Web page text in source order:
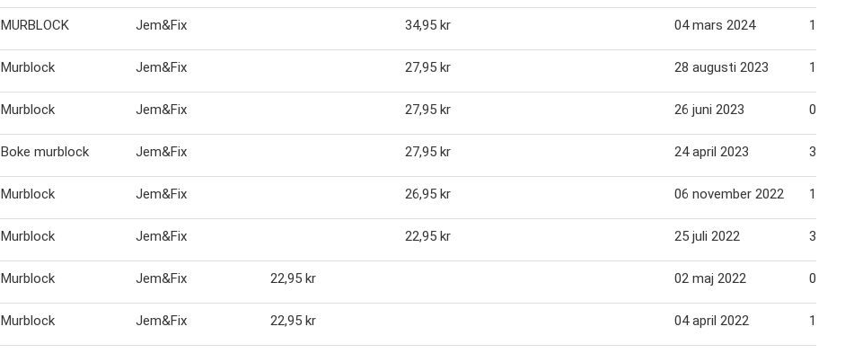
MURBLOCK Jem&Fix 34,95 kr 04 mars 2024 17
Murblock Jem&Fix 27,95 kr 28 augusti 2023 10
Murblock Jem&Fix 27,95 kr 26 juni 2023 02
Boke murblock Jem&Fix 27,95 kr 24 april 2023 30
Murblock Jem&Fix 26,95 kr 06 november 2022 13
Murblock Jem&Fix 22,95 kr 25 juli 2022 31
Murblock Jem&Fix 22,95 kr 02 maj 2022 08
Murblock Jem&Fix 22,95 kr 04 april 2022 10